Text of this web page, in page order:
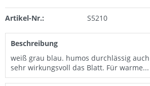
Artikel-Nr.: S5210
Beschreibung
weiß grau blau. humos durchlässig
sehr wirkungsvoll das Blatt. Für warme...